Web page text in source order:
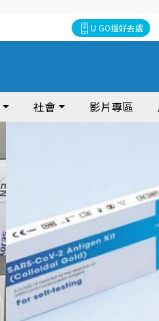
U GO搵好去處
社會 影片專區